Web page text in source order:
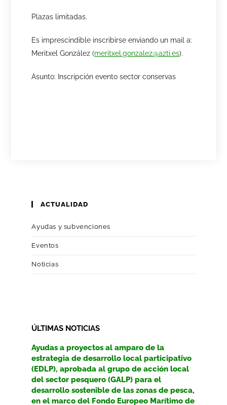
Plazas limitadas.
Es imprescindible inscribirse enviando un mail a:
Meritxel González (meritxel.gonzalez@azti.es).
Asunto: Inscripción evento sector conservas
ACTUALIDAD
Ayudas y subvenciones
Eventos
Noticias
ÚLTIMAS NOTICIAS
Ayudas a proyectos al amparo de la
estrategia de desarrollo local participativo
(EDLP), aprobada al grupo de acción local
del sector pesquero (GALP) para el
desarrollo sostenible de las zonas de pesca,
en el marco del Fondo Europeo Marítimo de